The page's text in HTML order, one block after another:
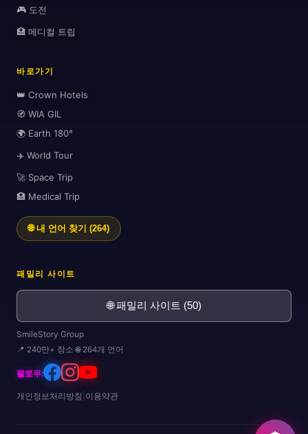
✈️
🎮 도전
🏥 메디컬 트립
바로가기
👑 Crown Hotels
🧭 WIA GIL
🌍 Earth 180°
✈️ World Tour
🚀 Space Trip
🏥 Medical Trip
🌐 내 언어 찾기 (264)
패밀리 사이트
🌐 패밀리 사이트 (50)
SmileStory Group
📍 240만+ 장소 🌐 264개 언어
팔로우:
개인정보처리방침 이용약관